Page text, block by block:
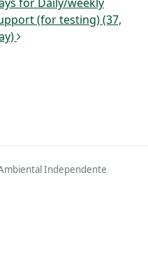
(for testing) (37,
Independente